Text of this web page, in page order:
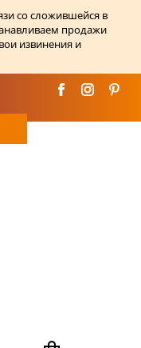
со сложившейся в
продажи
извинения и